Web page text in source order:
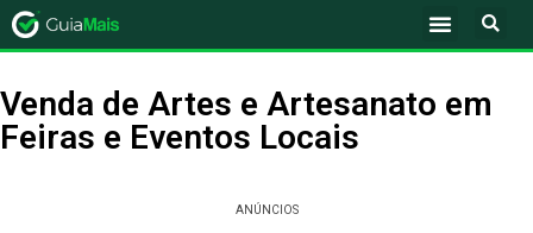
Venda de Artes e Artesanato em
Feiras e Eventos Locais
ANÚNCIOS